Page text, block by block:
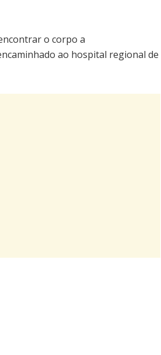
o corpo a
ao hospital regional de